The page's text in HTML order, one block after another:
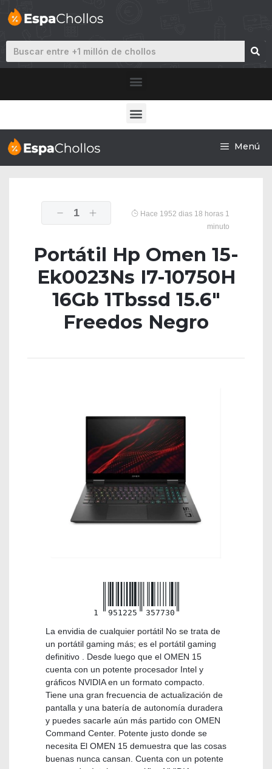
Menú
1
Hace 1952 dias 18 horas 1
minuto
Portátil Hp Omen 15-
Ek0023Ns I7-10750H
16Gb 1Tbssd 15.6″
Freedos Negro
1 951225 357730
La envidia de cualquier portátil No se trata de
un portátil gaming más; es el portátil gaming
definitivo . Desde luego que el OMEN 15
cuenta con un potente procesador Intel y
gráficos NVIDIA en un formato compacto.
Tiene una gran frecuencia de actualización de
pantalla y una batería de autonomía duradera
y puedes sacarle aún más partido con OMEN
Command Center. Potente justo donde se
necesita El OMEN 15 demuestra que las cosas
buenas nunca cansan. Cuenta con un potente